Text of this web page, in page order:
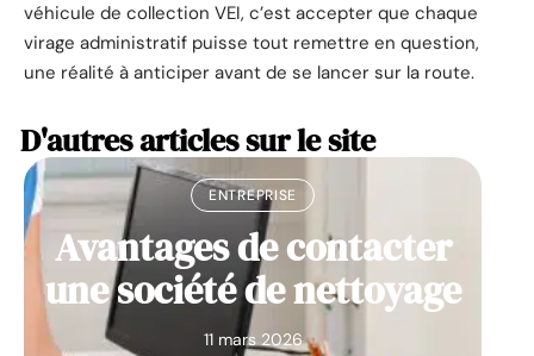
véhicule de collection VEI, c’est accepter que chaque
virage administratif puisse tout remettre en question,
une réalité à anticiper avant de se lancer sur la route.
D'autres articles sur le site
ENTREPRISE
Avantages de contacter
une société de nettoyage
11 mars 2026